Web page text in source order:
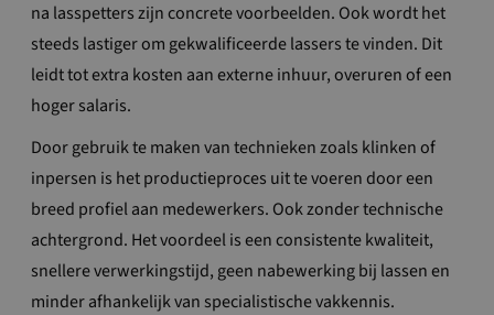
na lasspetters zijn concrete voorbeelden. Ook wordt het
steeds lastiger om gekwalificeerde lassers te vinden. Dit
leidt tot extra kosten aan externe inhuur, overuren of een
hoger salaris.
Door gebruik te maken van technieken zoals klinken of
inpersen is het productieproces uit te voeren door een
breed profiel aan medewerkers. Ook zonder technische
achtergrond. Het voordeel is een consistente kwaliteit,
snellere verwerkingstijd, geen nabewerking bij lassen en
minder afhankelijk van specialistische vakkennis.